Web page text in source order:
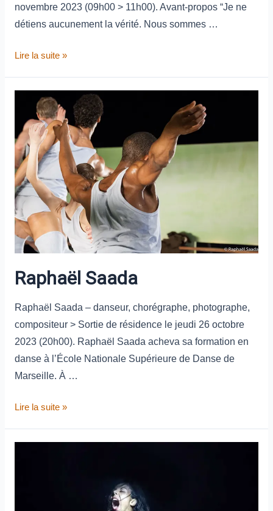
novembre 2023 (09h00 > 11h00). Avant-propos “Je ne
détiens aucunement la vérité. Nous sommes …
Lire la suite »
Raphaël Saada
Raphaël Saada – danseur, chorégraphe, photographe,
compositeur > Sortie de résidence le jeudi 26 octobre
2023 (20h00). Raphaël Saada acheva sa formation en
danse à l’École Nationale Supérieure de Danse de
Marseille. À …
Raphaël
Saada
Lire la suite »